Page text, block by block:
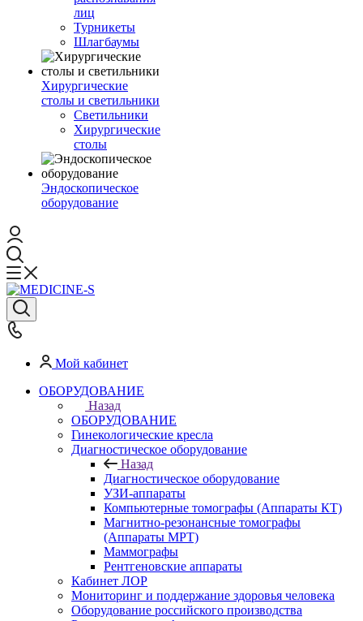
лиц
Турникеты
Шлагбаумы
Хирургические
столы и светильники
Светильники
Хирургические
столы
Эндоскопическое
оборудование
Мой кабинет
ОБОРУДОВАНИЕ
Назад
ОБОРУДОВАНИЕ
Гинекологические кресла
Диагностическое оборудование
Назад
Диагностическое оборудование
УЗИ-аппараты
Компьютерные томографы (Аппараты КТ)
Магнитно-резонансные томографы
(Аппараты МРТ)
Маммографы
Рентгеновские аппараты
Кабинет ЛОР
Мониторинг и поддержание здоровья человека
Оборудование российского производства